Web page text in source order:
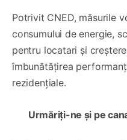
Potrivit CNED, măsurile
consumului de energie,
pentru locatari și
îmbunătățirea
rezidențiale.
Urmăriți-ne și pe